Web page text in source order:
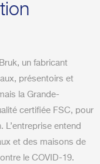
un fabricant
présentoirs et
la Grande-
certifiée FSC, pour
entend
et des maisons de
le COVID-19.